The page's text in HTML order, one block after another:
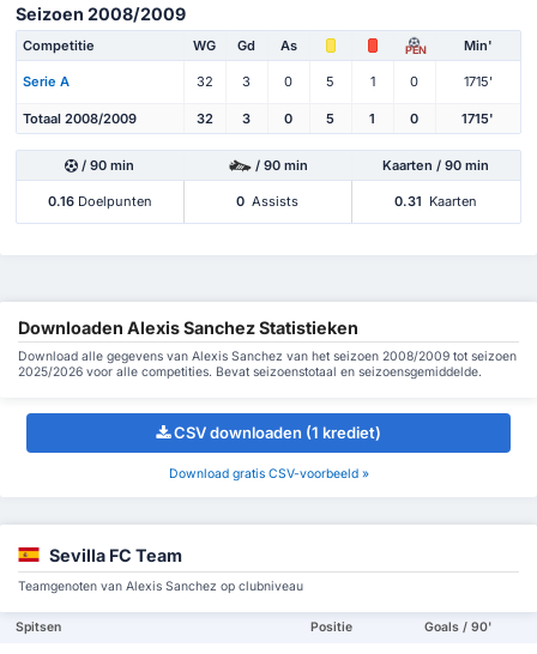
Seizoen 2008/2009
Competitie WG Gd As PEN Min'
Serie A 32 3 0 5 1 0 1715'
Totaal 2008/2009 32 3 0 5 1 0 1715'
/ 90 min / 90 min Kaarten / 90 min
0.16Doelpunten 0 Assists 0.31 Kaarten
Downloaden Alexis Sanchez Statistieken
Download alle gegevens van Alexis Sanchez van het seizoen 2008/2009 tot seizoen
2025/2026 voor alle competities. Bevat seizoenstotaal en seizoensgemiddelde.
CSV downloaden (1 krediet)
Download gratis CSV-voorbeeld »
Sevilla FC Team
Teamgenoten van Alexis Sanchez op clubniveau
Spitsen Positie Goals / 90'